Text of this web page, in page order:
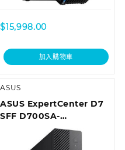
$15,998.00
加入購物車
ASUS
ASUS ExpertCenter D7
SFF D700SA-
510500010T Desktop